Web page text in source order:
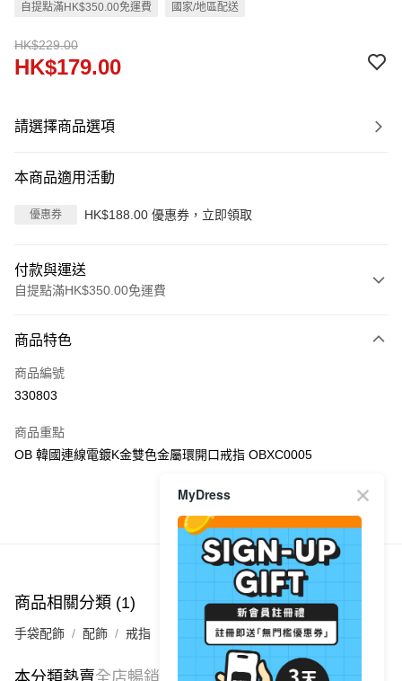
自提點滿HK$350.00免運費 國家/地區配送
HK$229.00
HK$179.00
請選擇商品選項
本商品適用活動
優惠券 HK$188.00 優惠券，立即領取
付款與運送
自提點滿HK$350.00免運費
信用卡
Apple Pay
PayMe
每筆HK$40.00，滿HK$350.00或以上免運費
付款後順豐站及營業點
每筆HK$40.00，滿HK$350.00或以上免運費
付款後順豐合作便利店
商品特色
商品編號
330803
商品重點
OB 韓國連線電鍍K金雙色金屬環開口戒指 OBXC0005
商品推薦
商品相關分類 (1)
手袋配飾 配飾 戒指
本分類熱賣全店暢銷排行
MyDress